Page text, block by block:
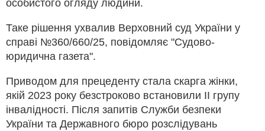
особистого огляду людини.
Таке рішення ухвалив Верховний суд України у
справі №360/660/25, повідомляє "Судово-
юридична газета".
Приводом для прецеденту стала скарга жінки,
якій 2023 року безстроково встановили ІІ групу
інвалідності. Після запитів Служби безпеки
України та Державного бюро розслідувань